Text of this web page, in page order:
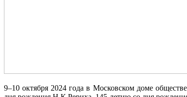
9–10 октября 2024 года в Московском доме